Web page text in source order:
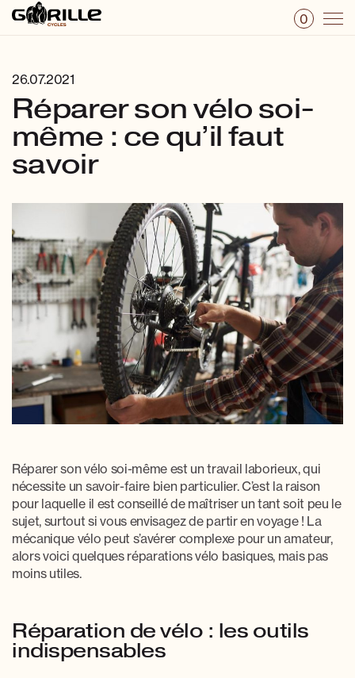
0
26.07.2021
Réparer son vélo soi-
même : ce qu’il faut
savoir
Réparer son vélo soi-même est un travail laborieux, qui
nécessite un savoir-faire bien particulier. C’est la raison
pour laquelle il est conseillé de maîtriser un tant soit peu le
sujet, surtout si vous envisagez de partir en voyage ! La
mécanique vélo peut s’avérer complexe pour un amateur,
alors voici quelques réparations vélo basiques, mais pas
moins utiles.
Réparation de vélo : les outils
indispensables